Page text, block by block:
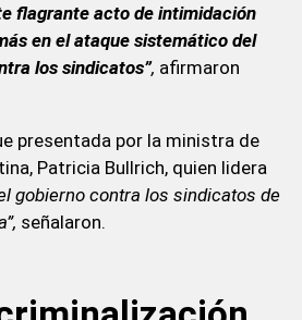
flagrante acto de intimidación
en el ataque sistemático del
los sindicatos”, afirmaron
presentada por la ministra de
Patricia Bullrich, quien lidera
gobierno contra los sindicatos de
señalaron.